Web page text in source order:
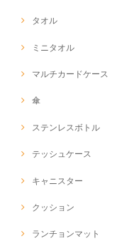
タオル
ミニタオル
マルチカードケース
傘
ステンレスボトル
テッシュケース
キャニスター
クッション
ランチョンマット